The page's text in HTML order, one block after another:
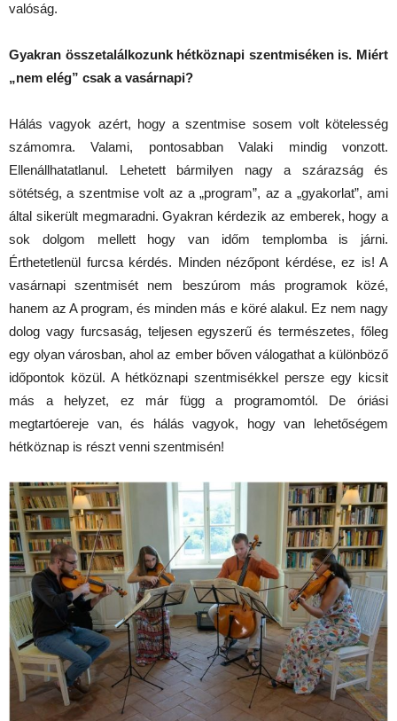
valóság.
Gyakran összetalálkozunk hétköznapi szentmiséken is. Miért
„nem elég” csak a vasárnapi?
Hálás vagyok azért, hogy a szentmise sosem volt kötelesség
számomra. Valami, pontosabban Valaki mindig vonzott.
Ellenállhatatlanul. Lehetett bármilyen nagy a szárazság és
sötétség, a szentmise volt az a „program”, az a „gyakorlat”, ami
által sikerült megmaradni. Gyakran kérdezik az emberek, hogy a
sok dolgom mellett hogy van időm templomba is járni.
Érthetetlenül furcsa kérdés. Minden nézőpont kérdése, ez is! A
vasárnapi szentmisét nem beszúrom más programok közé,
hanem az A program, és minden más e köré alakul. Ez nem nagy
dolog vagy furcsaság, teljesen egyszerű és természetes, főleg
egy olyan városban, ahol az ember bőven válogathat a különböző
időpontok közül. A hétköznapi szentmisékkel persze egy kicsit
más a helyzet, ez már függ a programomtól. De óriási
megtartóereje van, és hálás vagyok, hogy van lehetőségem
hétköznap is részt venni szentmisén!